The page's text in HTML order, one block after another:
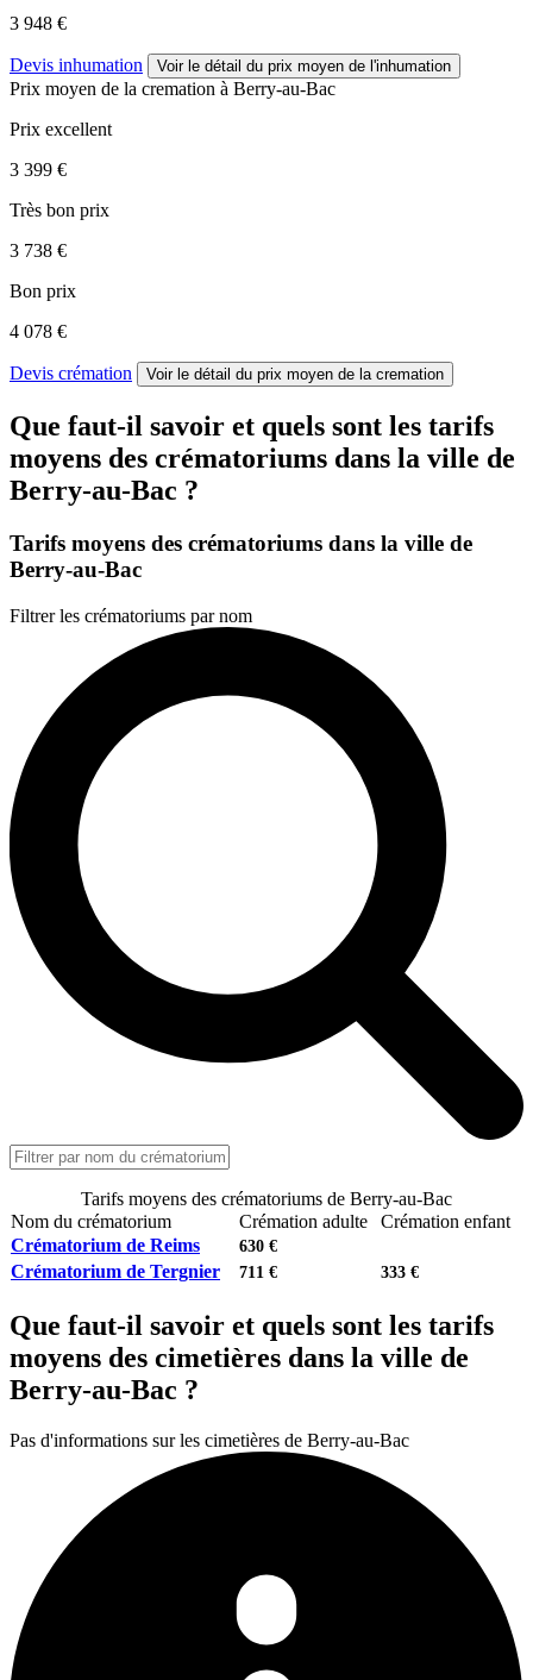
3 948 €
Devis inhumation Voir le détail du prix moyen de l'inhumation
Prix moyen de la cremation à Berry-au-Bac
Prix excellent
3 399 €
Très bon prix
3 738 €
Bon prix
4 078 €
Devis crémation Voir le détail du prix moyen de la cremation
Que faut-il savoir et quels sont les tarifs
moyens des crématoriums dans la ville de
Berry-au-Bac ?
Tarifs moyens des crématoriums dans la ville de
Berry-au-Bac
Filtrer les crématoriums par nom
Tarifs moyens des crématoriums de Berry-au-Bac
Nom du crématorium
Crémation adulte
Crémation enfant
Crématorium de Reims
630 €
Crématorium de Tergnier 711 € 333 €
Que faut-il savoir et quels sont les tarifs
moyens des cimetières dans la ville de
Berry-au-Bac ?
Pas d'informations sur les cimetières de Berry-au-Bac